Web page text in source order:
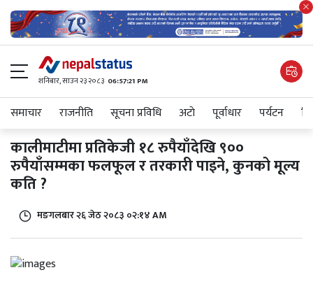
शनिबार, साउन २३ २०८३ 06:57:21 PM
समाचार राजनीति सूचना प्रविधि अटाे पूर्वाधार पर्यटन
कालीमाटीमा प्रतिकेजी १८ रुपैयाँदेखि ९००
रुपैयाँसम्मका फलफूल र तरकारी पाइने, कुनको मूल्य
कति ?
मङगलबार २६ जेठ २०८३ ०२:१४ AM